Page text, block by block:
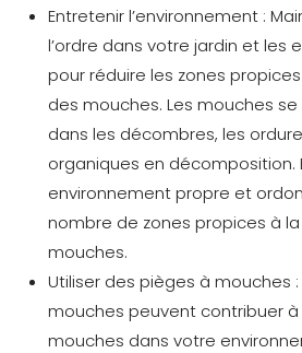
Entretenir l’environnement :
l’ordre dans votre jardin et les
pour réduire les zones
des mouches. Les mouches
dans les décombres, les
organiques en décomposition.
environnement propre et
nombre de zones propices à
mouches.
Utiliser des pièges à mouches :
mouches peuvent contribuer
mouches dans votre